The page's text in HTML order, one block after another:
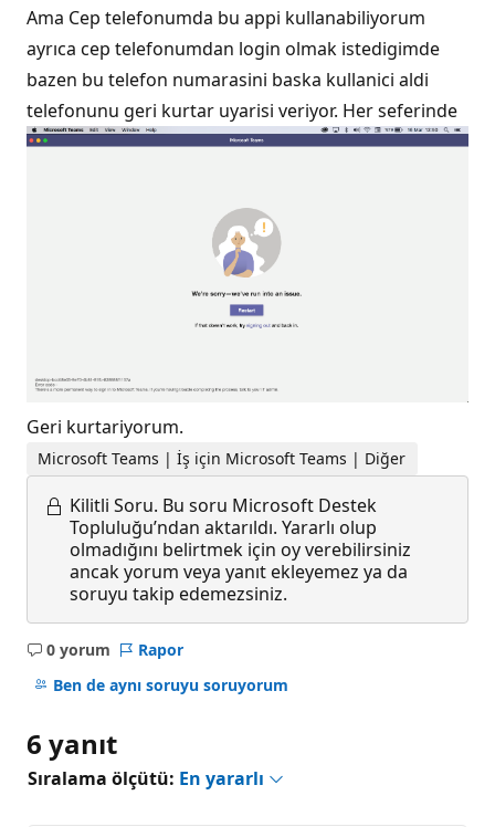
Ama Cep telefonumda bu appi kullanabiliyorum
ayrıca cep telefonumdan login olmak istedigimde
bazen bu telefon numarasini baska kullanici aldi
telefonunu geri kurtar uyarisi veriyor. Her seferinde
Geri kurtariyorum.
Microsoft Teams | İş için Microsoft Teams | Diğer
Kilitli Soru. Bu soru Microsoft Destek
Topluluğu’ndan aktarıldı. Yararlı olup
olmadığını belirtmek için oy verebilirsiniz
ancak yorum veya yanıt ekleyemez ya da
soruyu takip edemezsiniz.
0 yorum
Açıklama
yok
Rapor
Ben de aynı soruyu soruyorum
6 yanıt
Sıralama ölçütü: En yararlı